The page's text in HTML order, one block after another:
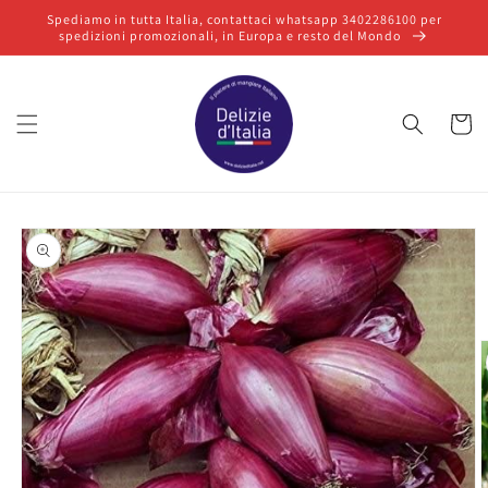
direttamente
ai contenuti
Spediamo in tutta Italia, contattaci whatsapp 3402286100 per
spedizioni promozionali, in Europa e resto del Mondo
Carrello
Passa alle
informazioni
sul prodotto